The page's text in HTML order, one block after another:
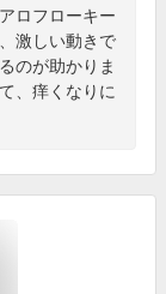
ロフローキー
激しい動きで
のが助かりま
、痒くなりに